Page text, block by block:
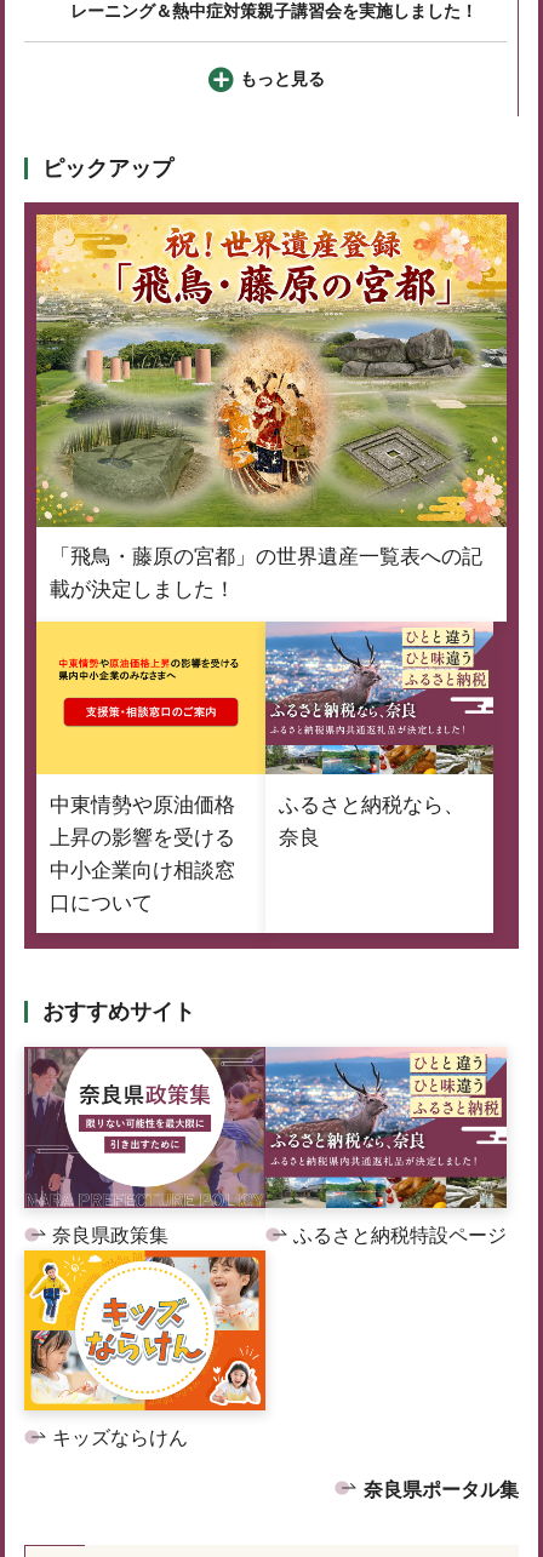
レーニング＆熱中症対策親子講習会を実施しました！
もっと見る
ピックアップ
「飛鳥・藤原の宮都」の世界遺産一覧表への記
載が決定しました！
中東情勢や原油価格
上昇の影響を受ける
中小企業向け相談窓
口について
ふるさと納税なら、
奈良
おすすめサイト
奈良県政策集 ふるさと納税特設ページ
キッズならけん
奈良県ポータル集